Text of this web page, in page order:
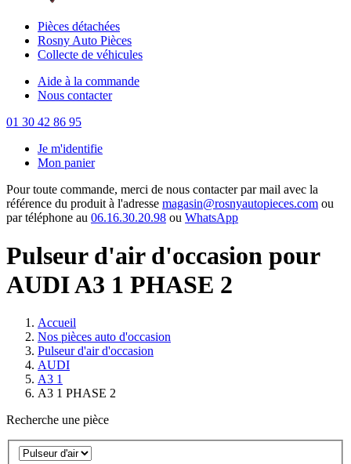
Pièces détachées
Rosny Auto Pièces
Collecte de véhicules
Aide à la commande
Nous contacter
01 30 42 86 95
Je m'identifie
Mon panier
Pour toute commande, merci de nous contacter par mail avec la
référence du produit à l'adresse magasin@rosnyautopieces.com ou
par téléphone au 06.16.30.20.98 ou WhatsApp
Pulseur d'air d'occasion pour
AUDI A3 1 PHASE 2
Accueil
Nos pièces auto d'occasion
Pulseur d'air d'occasion
AUDI
A3 1
A3 1 PHASE 2
Recherche une pièce